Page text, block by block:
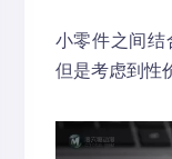
小零件之间结
但是考虑到性